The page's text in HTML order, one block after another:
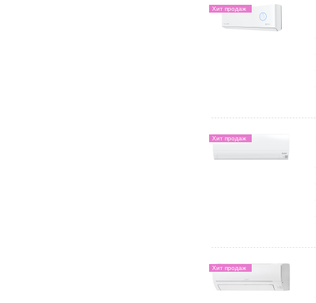
Хит продаж
Хит продаж
Хит продаж